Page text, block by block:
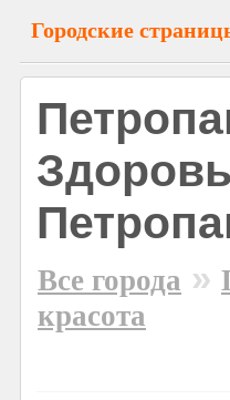
Городские
Все города »
красота